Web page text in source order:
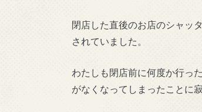
閉店した直後のお店のシャッ
されていました。
わたしも閉店前に何度か行っ
がなくなってしまったことに